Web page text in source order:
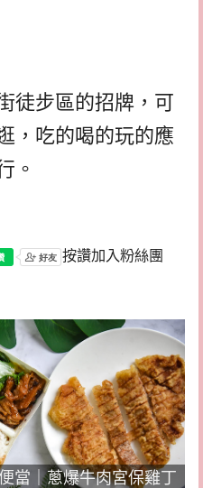
徒步區的招牌，可
，吃的喝的玩的應
。
按讚加入粉絲團
當｜蔥爆牛肉宮保雞丁